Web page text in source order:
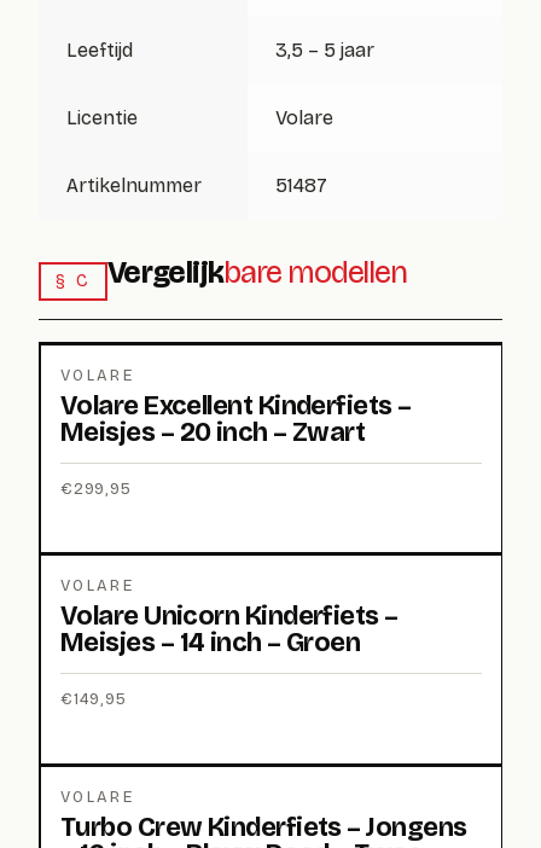
Leeftijd 3,5 – 5 jaar
Licentie Volare
Artikelnummer 51487
§ C Vergelijkbare modellen
VOLARE
Volare Excellent Kinderfiets –
Meisjes – 20 inch – Zwart
€299,95
VOLARE
Volare Unicorn Kinderfiets –
Meisjes – 14 inch – Groen
€149,95
VOLARE
Turbo Crew Kinderfiets – Jongens